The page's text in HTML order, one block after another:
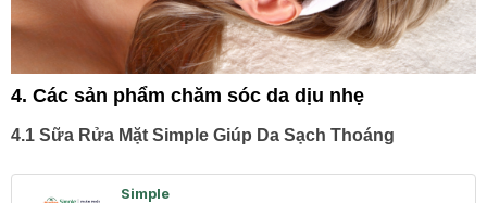
4. Các sản phẩm chăm sóc da dịu nhẹ
4.1 Sữa Rửa Mặt Simple Giúp Da Sạch Thoáng
Simple